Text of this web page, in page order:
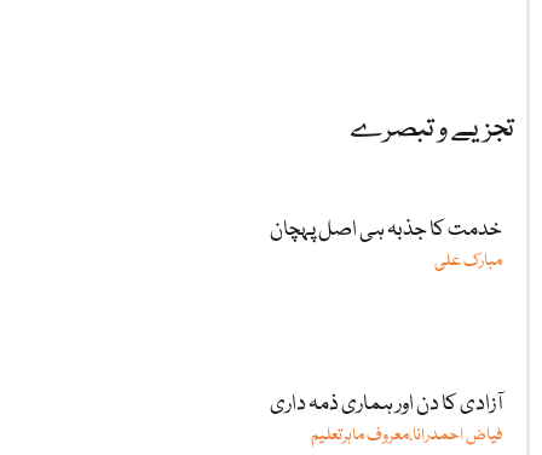
تجزیے و تبصرے
خدمت کا جذبہ ہی اصل پہچان
مبارک علی
آزادی کا دن اور ہماری ذمہ داری
فیاض احمدرانا،معروف ماہرتعلیم